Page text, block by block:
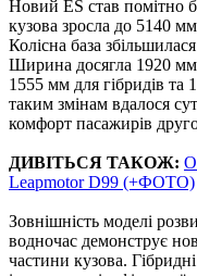
Новий ES став помітно
кузова зросла до 5140
Колісна база
Ширина досягла 1920 мм,
1555 мм для гібридів та
таким змінам вдалося
комфорт пасажирів
ДИВІТЬСЯ ТАКОЖ:
Leapmotor D99 (+ФОТО)
Зовнішність моделі
водночас демонструє
частини кузова.